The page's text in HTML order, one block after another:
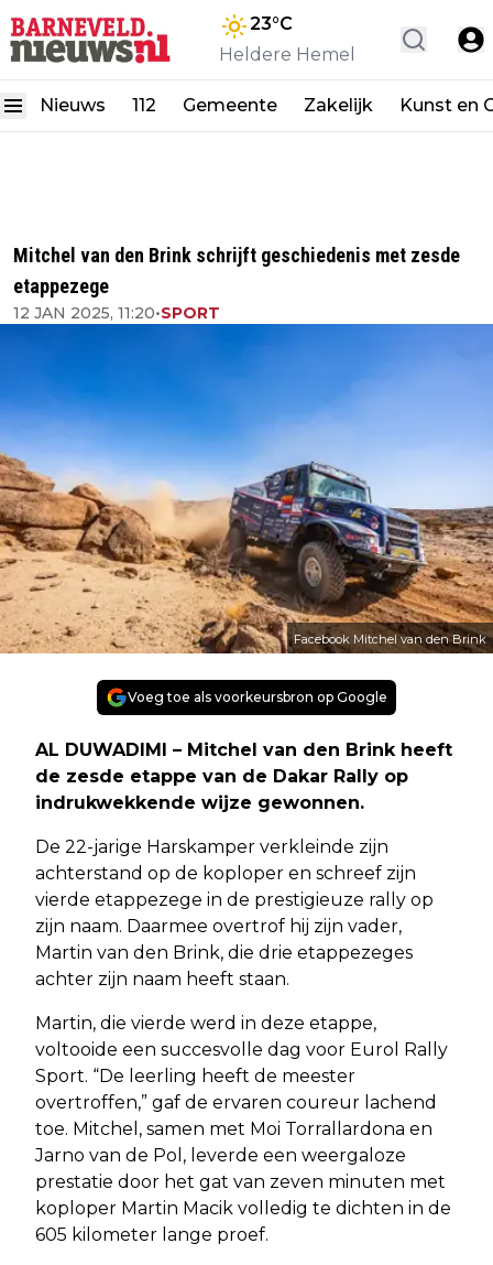
23°C
Heldere Hemel
Nieuws 112 Gemeente Zakelijk Kunst en
Mitchel van den Brink schrijft geschiedenis met zesde
etappezege
12 JAN 2025, 11:20•SPORT
Facebook Mitchel van den Brink
Voeg toe als voorkeursbron op Google
AL DUWADIMI – Mitchel van den Brink heeft
de zesde etappe van de Dakar Rally op
indrukwekkende wijze gewonnen.
De 22-jarige Harskamper verkleinde zijn
achterstand op de koploper en schreef zijn
vierde etappezege in de prestigieuze rally op
zijn naam. Daarmee overtrof hij zijn vader,
Martin van den Brink, die drie etappezeges
achter zijn naam heeft staan.
Martin, die vierde werd in deze etappe,
voltooide een succesvolle dag voor Eurol Rally
Sport. “De leerling heeft de meester
overtroffen,” gaf de ervaren coureur lachend
toe. Mitchel, samen met Moi Torrallardona en
Jarno van de Pol, leverde een weergaloze
prestatie door het gat van zeven minuten met
koploper Martin Macik volledig te dichten in de
605 kilometer lange proef.